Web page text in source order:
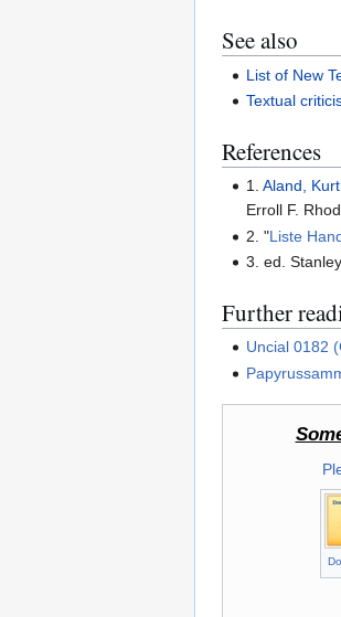
See also
List of New
Textual
References
1.Aland, Kurt
Erroll F.
2. "Liste
3. ed.
Further
Uncial 0182